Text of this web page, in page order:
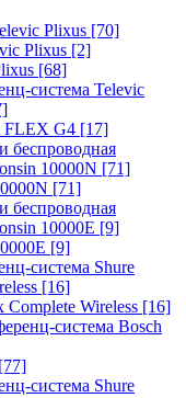
Plixus [70]
Plixus [2]
[68]
система Televic
FLEX G4 [17]
беспроводная
10000N [71]
[71]
беспроводная
10000E [9]
[9]
система Shure
[16]
Wireless [16]
система Bosch
[77]
система Shure